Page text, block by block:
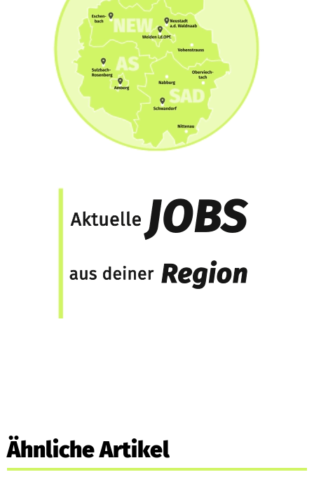
Ähnliche Artikel